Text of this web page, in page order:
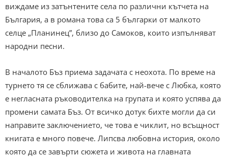
виждаме из затънтените села по различни кътчета на
България, а в романа това са 5 българки от малкото
селце „Планинец”, близо до Самоков, които изпълняват
народни песни.
В началото Бъз приема задачата с неохота. По време на
турнето тя се сближава с бабите, най-вече с Любка, която
е негласната ръководителка на групата и която успява да
промени самата Бъз. От всичко дотук бихте могли да си
направите заключението, че това е чиклит, но всъщност
книгата е много повече. Липсва любовна история, около
която да се завърти сюжета и живота на главната